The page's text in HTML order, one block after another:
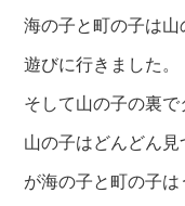
海の子と町の子は
遊びに行きました。
そして山の子の裏
山の子はどんどん
が海の子と町の子